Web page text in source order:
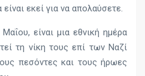
εκεί για να απολαύσετε.
είναι μια εθνική ημέρα
τη νίκη τους επί των Ναζί
πεσόντες και τους ήρωες